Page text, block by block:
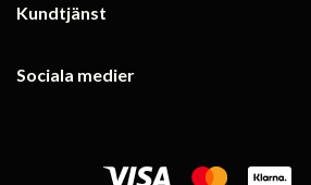
Kundtjänst
Sociala medier